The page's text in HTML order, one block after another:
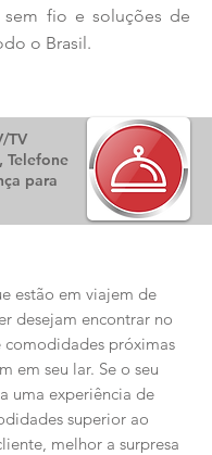
fio e soluções de
o Brasil.
TV
Telefone
para
estão em viajem de
desejam encontrar no
próximas
em seu lar. Se o seu
uma experiência de
superior ao
melhor a surpresa